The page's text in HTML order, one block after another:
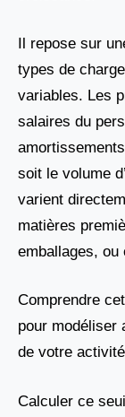
Il repose sur
types de
variables. Les
salaires du
soit le volume
varient
matières
emballages,
Comprendre
pour modéliser
de votre
Calculer ce